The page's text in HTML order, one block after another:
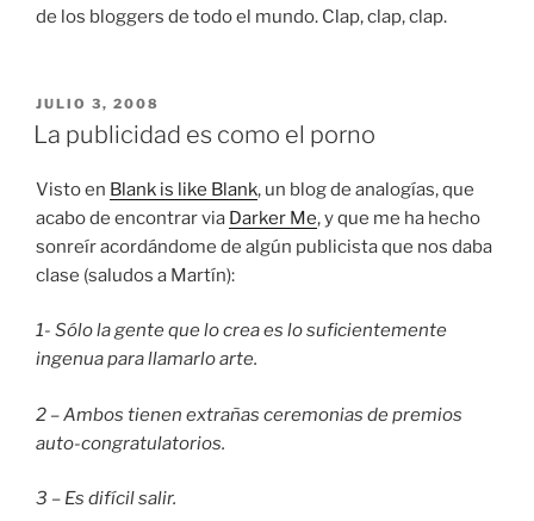
de los bloggers de todo el mundo. Clap, clap, clap.
PUBLICADO
EL
JULIO 3, 2008
La publicidad es como el porno
Visto en Blank is like Blank, un blog de analogías, que
acabo de encontrar via Darker Me, y que me ha hecho
sonreír acordándome de algún publicista que nos daba
clase (saludos a Martín):
1- Sólo la gente que lo crea es lo suficientemente
ingenua para llamarlo arte.
2 – Ambos tienen extrañas ceremonias de premios
auto-congratulatorios.
3 – Es difícil salir.